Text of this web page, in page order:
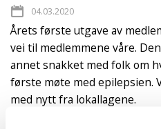
04.03.2020
Årets første utgave av
vei til medlemmene våre.
annet snakket med folk om
første møte med epilepsien.
med nytt fra lokallagene.
Når du får epilepsi som godt